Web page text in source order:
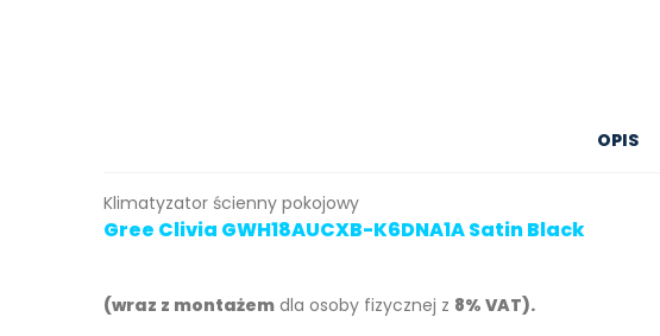
OPIS
Klimatyzator ścienny pokojowy
Gree Clivia GWH18AUCXB-K6DNA1A Satin Black
(wraz z montażem dla osoby fizycznej z 8% VAT).